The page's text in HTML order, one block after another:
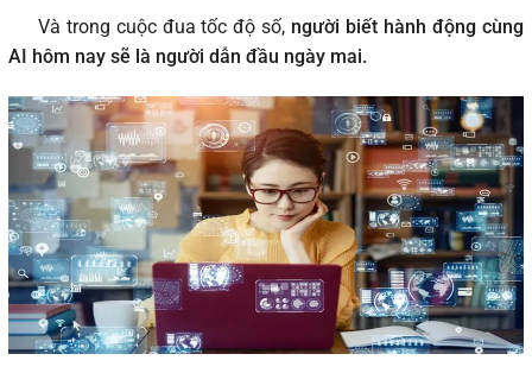
Và trong cuộc đua tốc độ số, người biết hành động cùng
AI hôm nay sẽ là người dẫn đầu ngày mai.